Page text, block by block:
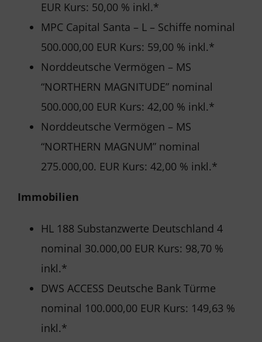
EUR Kurs: 50,00 % inkl.*
MPC Capital Santa – L – Schiffe nominal
500.000,00 EUR Kurs: 59,00 % inkl.*
Norddeutsche Vermögen – MS
“NORTHERN MAGNITUDE” nominal
500.000,00 EUR Kurs: 42,00 % inkl.*
Norddeutsche Vermögen – MS
“NORTHERN MAGNUM” nominal
275.000,00. EUR Kurs: 42,00 % inkl.*
Immobilien
HL 188 Substanzwerte Deutschland 4
nominal 30.000,00 EUR Kurs: 98,70 %
inkl.*
DWS ACCESS Deutsche Bank Türme
nominal 100.000,00 EUR Kurs: 149,63 %
inkl.*